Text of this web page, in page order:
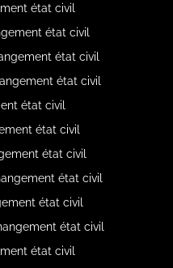
état civil
état civil
état civil
état civil
état civil
état civil
état civil
état civil
état civil
état civil
état civil